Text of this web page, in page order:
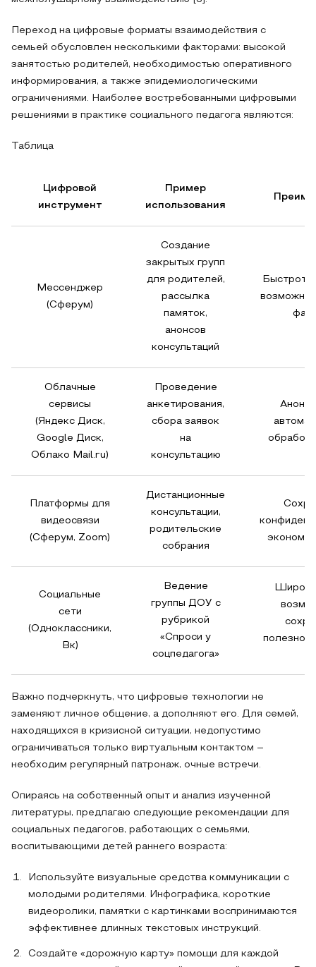
Переход на цифровые форматы взаимодействия с
семьей обусловлен несколькими факторами: высокой
занятостью родителей, необходимостью оперативного
информирования, а также эпидемиологическими
ограничениями. Наиболее востребованными цифровыми
решениями в практике социального педагога являются:
Таблица
Цифровой
инструмент
Пример
использования
Мессенджер
(Сферум)
Создание
закрытых групп
для родителей,
рассылка
памяток,
анонсов
консультаций
Облачные
сервисы
(Яндекс Диск,
Google Диск,
Облако Mail.ru)
Проведение
анкетирования,
сбора заявок
на
консультацию
Платформы для
видеосвязи
(Сферум, Zoom)
Дистанционные
консультации,
родительские
собрания
Социальные
сети
(Одноклассники,
Вк)
Ведение
группы ДОУ с
рубрикой
«Спроси у
соцпедагога»
Важно подчеркнуть, что цифровые технологии не
заменяют личное общение, а дополняют его. Для семей,
находящихся в кризисной ситуации, недопустимо
ограничиваться только виртуальным контактом –
необходим регулярный патронаж, очные встречи.
Опираясь на собственный опыт и анализ изученной
литературы, предлагаю следующие рекомендации для
социальных педагогов, работающих с семьями,
воспитывающими детей раннего возраста:
Используйте визуальные средства коммуникации с
молодыми родителями. Инфографика, короткие
видеоролики, памятки с картинками воспринимаются
эффективнее длинных текстовых инструкций.
Создайте «дорожную карту» помощи для каждой